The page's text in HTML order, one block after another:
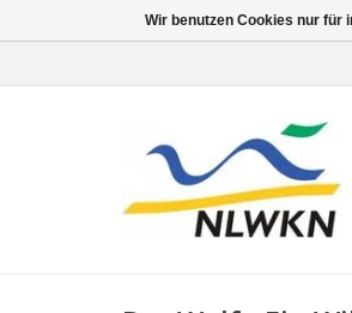
Wir benutzen Cookies nur für